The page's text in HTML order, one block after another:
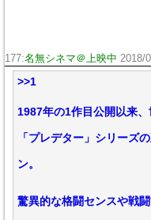
177:名無シネマ＠上映中 2018/
>>1
1987年の1作目公開以来
「プレデター」シリーズ
ン。
驚異的な格闘センスや戦